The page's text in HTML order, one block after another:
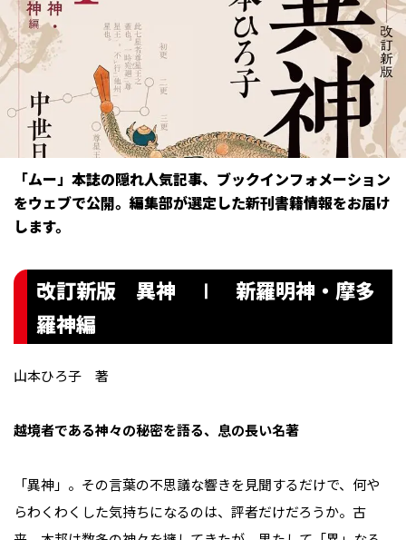
「ムー」本誌の隠れ人気記事、ブックインフォメーション
をウェブで公開。編集部が選定した新刊書籍情報をお届け
します。
改訂新版 異神 Ⅰ 新羅明神・摩多
羅神編
山本ひろ子 著
越境者である神々の秘密を語る、息の長い名著
「異神」。その言葉の不思議な響きを見聞するだけで、何や
らわくわくした気持ちになるのは、評者だけだろうか。古